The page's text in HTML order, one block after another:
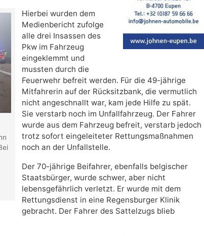
Hierbei wurden dem
Medienbericht zufolge
alle drei Insassen des
Pkw im Fahrzeug
eingeklemmt und
mussten durch die
Feuerwehr befreit werden. Für die 49-jährige
Mitfahrerin auf der Rücksitzbank, die vermutlich
nicht angeschnallt war, kam jede Hilfe zu spät.
Sie verstarb noch im Unfallfahrzeug. Der Fahrer
wurde aus dem Fahrzeug befreit, verstarb jedoch
trotz sofort eingeleiteter Rettungsmaßnahmen
noch an der Unfallstelle.
Der 70-jährige Beifahrer, ebenfalls belgischer
Staatsbürger, wurde schwer, aber nicht
lebensgefährlich verletzt. Er wurde mit dem
Rettungsdienst in eine Regensburger Klinik
gebracht. Der Fahrer des Sattelzugs blieb